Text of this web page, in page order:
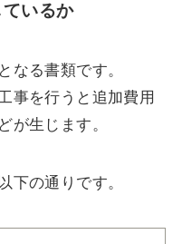
いるか
なる書類です。
事を行うと追加費用
が生じます。
下の通りです。